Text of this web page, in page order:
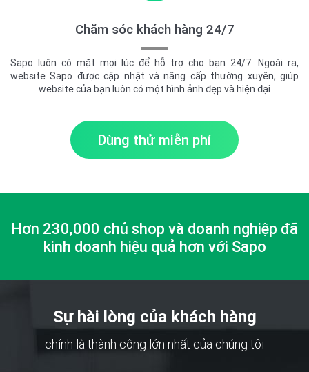
Chăm sóc khách hàng 24/7
Sapo luôn có mặt mọi lúc để hỗ trợ cho bạn 24/7. Ngoài ra,
website Sapo được cập nhật và nâng cấp thường xuyên, giúp
website của bạn luôn có một hình ảnh đẹp và hiện đại
Dùng thử miễn phí
Hơn 230,000 chủ shop và doanh nghiệp đã
kinh doanh hiệu quả hơn với Sapo
Sự hài lòng của khách hàng
chính là thành công lớn nhất của chúng tôi